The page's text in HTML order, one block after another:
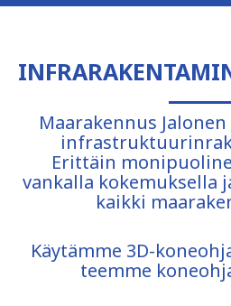
Maarakennus
Erittäin
vankalla kokemuksella
kaikki
Käytämme 3D-
teemme